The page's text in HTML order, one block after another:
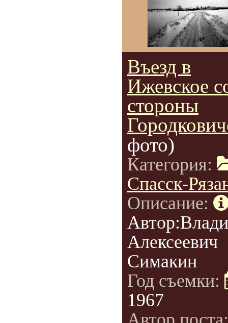
Въезд в
Ижевское
стороны
фото)
Категория:
Спасск-
Описание:
Алексеевич
Симакин
Год съемки:
1967